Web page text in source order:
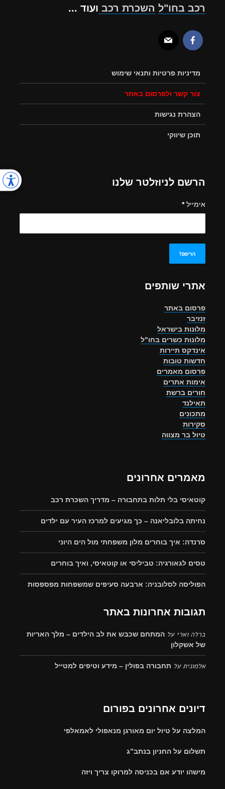
רכב בחו"ל השכרת רכב ועוד ...
מדיניות פרטיות ותנאי שימוש
צור קשר ולפרסום באתר
הצהרת נגישות
תוכן שיווקי
הרשם לניוזלטר שלנו
אימייל*
אתרי שותפים
פרסום באתר
זנזיבר
מלונות בישראל
מלונות כשרים בחו"ל
אינדקס תיירות
חדשות טובות
פרסום מאמרים
אימות אתרים
חורים ברשת
תאילנד
מתכונים
סקירות
טיול בר מצווה
מאמרים אחרונים
קוטאיסי בלי תלות בתחבורה – מדריך השכרת רכב
נחיתה בלובליאנה – כך מגיעים למרכז העיר עם ילדים
סרנדה: איך בוחרים מלון משפחתי מול הים היוני
טסים לגאורגיה: טביליסי או קוטאיסי, ואיך בוחרים
הפוליסה לסלובניה: ארבעה סעיפים שמשפחות מפספסות
תגובות אחרונות באתר
ברלה וארי על המתחם שכבש את לב הילדים – מלך האריות
של אשקלון
אלמוניתעל תחבורה בפולין – מידע וטיפים למטייל
דיונים אחרונים בפורום
המלצה על טיול יום מאורגן מנאפולי לאמאלפי
תשלום על החניון בנתב”ג
מישהו יודע אם בכניסה למרוקו צריך ויזה